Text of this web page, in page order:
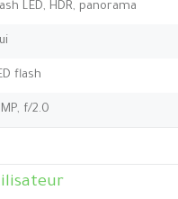
LED, HDR, panorama
flash
f/2.0